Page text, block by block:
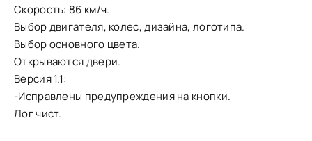
Скорость: 86 км/ч.
Выбор двигателя, колес, дизайна, логотипа.
Выбор основного цвета.
Открываются двери.
Версия 1.1:
-Исправлены предупреждения на кнопки.
Лог чист.